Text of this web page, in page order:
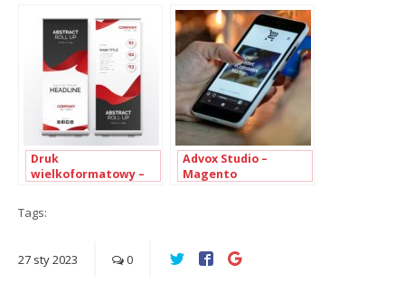
Druk
wielkoformatowy –
Advox Studio –
Magento
Tags:
27 sty2023 0